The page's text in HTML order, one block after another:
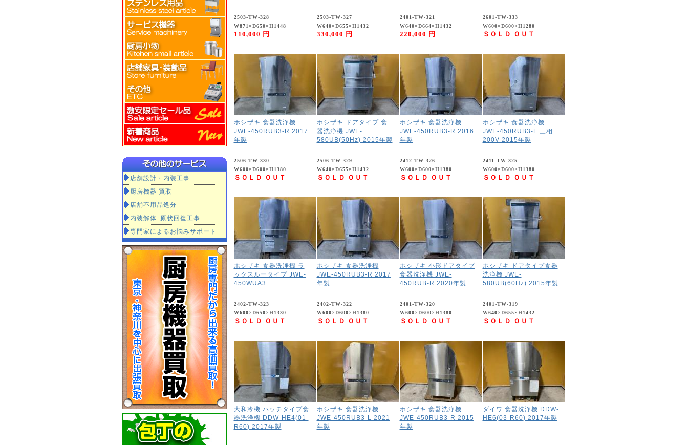
店舗設計・内装工事
厨房機器 買取
店舗不用品処分
内装解体･原状回復工事
専門家によるお悩みサポート
2503-TW-328
W871×D650×H1448
110,000 円
2503-TW-327
W640×D655×H1432
330,000 円
2401-TW-321
W640×D664×H1432
220,000 円
2601-TW-333
W600×D600×H1280
ＳＯＬＤ ＯＵＴ
ホシザキ 食器洗浄機
JWE-450RUB3-R 2017
年製
2506-TW-330
W600×D600×H1380
ＳＯＬＤ ＯＵＴ
ホシザキ ドアタイプ 食
器洗浄機 JWE-
580UB(50Hz) 2015年製
2506-TW-329
W640×D655×H1432
ＳＯＬＤ ＯＵＴ
ホシザキ 食器洗浄機
JWE-450RUB3-R 2016
年製
2412-TW-326
W600×D600×H1380
ＳＯＬＤ ＯＵＴ
ホシザキ 食器洗浄機
JWE-450RUB3-L 三相
200V 2015年製
2411-TW-325
W600×D600×H1380
ＳＯＬＤ ＯＵＴ
ホシザキ 食器洗浄機 ラ
ックスルータイプ JWE-
450WUA3
2402-TW-323
W600×D650×H1330
ＳＯＬＤ ＯＵＴ
ホシザキ 食器洗浄機
JWE-450RUB3-R 2017
年製
2402-TW-322
W600×D600×H1380
ＳＯＬＤ ＯＵＴ
ホシザキ 小形ドアタイプ
食器洗浄機 JWE-
450RUB-R 2020年製
2401-TW-320
W600×D600×H1380
ＳＯＬＤ ＯＵＴ
ホシザキ ドアタイプ食器
洗浄機 JWE-
580UB(60Hz) 2015年製
2401-TW-319
W640×D655×H1432
ＳＯＬＤ ＯＵＴ
大和冷機 ハッチタイプ食
器洗浄機 DDW-HE4(01-
R60) 2017年製
ホシザキ 食器洗浄機
JWE-450RUB3-L 2021
年製
ホシザキ 食器洗浄機
JWE-450RUB3-R 2015
年製
ダイワ 食器洗浄機 DDW-
HE6(03-R60) 2017年製